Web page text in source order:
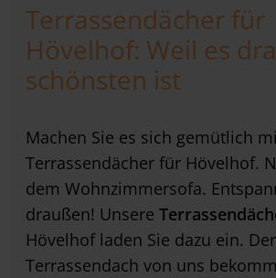
Terrassendächer für
Hövelhof: Weil es
schönsten ist
Machen Sie es sich gemütlich
Terrassendächer für Hövelhof.
dem Wohnzimmersofa.
draußen! Unsere
Hövelhof laden Sie dazu ein.
Terrassendach von uns